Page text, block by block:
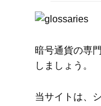
暗号通貨の専
しましょう。
当サイトは、